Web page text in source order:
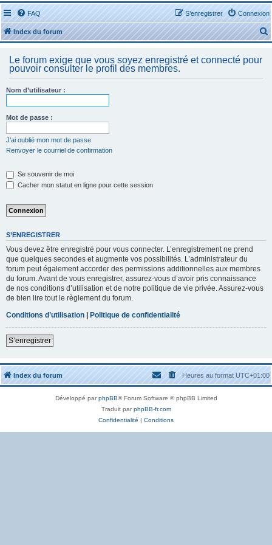
FAQ Connexion
S’enregistrer
Index du forum
e
Le forum exige que vous soyez enregistré et connecté pour
pouvoir consulter le profil des membres.
Nom d’utilisateur :
Mot de passe :
J’ai oublié mon mot de passe
Renvoyer le courriel de confirmation
Se souvenir de moi
Cacher mon statut en ligne pour cette session
S’ENREGISTRER
Vous devez être enregistré pour vous connecter. L’enregistrement ne prend
que quelques secondes et augmente vos possibilités. L’administrateur du
forum peut également accorder des permissions additionnelles aux membres
du forum. Avant de vous enregistrer, assurez-vous d’avoir pris connaissance
de nos conditions d’utilisation et de notre politique de vie privée. Assurez-vous
de bien lire tout le règlement du forum.
Conditions d’utilisation | Politique de confidentialité
S’enregistrer
Index du forum Heures au formatUTC+01:00
Développé parphpBB® Forum Software © phpBB Limited
Traduit parphpBB-fr.com
Confidentialité | Conditions